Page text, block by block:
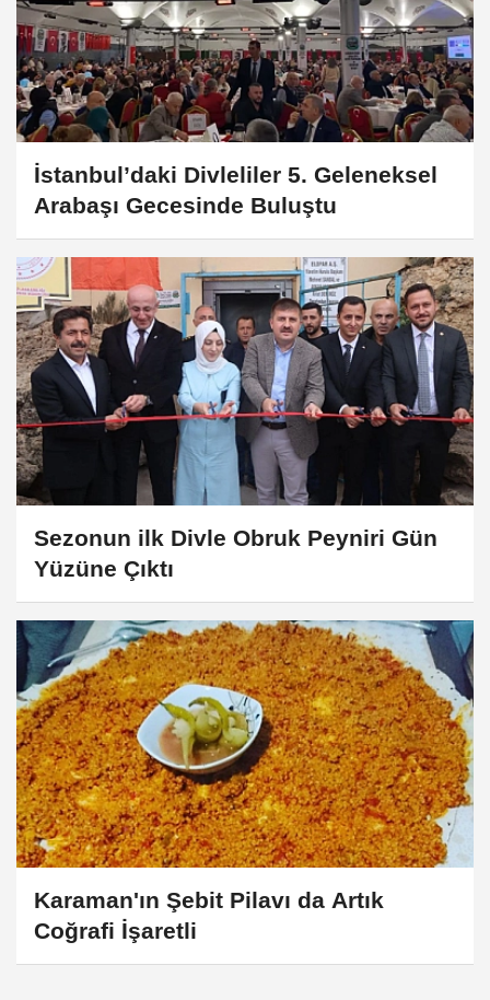
İstanbul’daki Divleliler 5. Geleneksel
Arabaşı Gecesinde Buluştu
Sezonun ilk Divle Obruk Peyniri Gün
Yüzüne Çıktı
Karaman'ın Şebit Pilavı da Artık
Coğrafi İşaretli